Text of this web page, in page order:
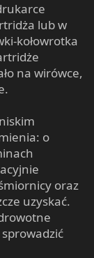
lub w
kołowrotka
na wirówce,
o
oraz
uzyskać.